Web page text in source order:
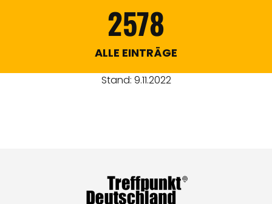
2578
ALLE EINTRÄGE
Stand: 9.11.2022